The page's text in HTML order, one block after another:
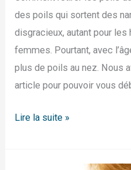
des poils qui sortent des
disgracieux, autant pour
femmes. Pourtant, avec
plus de poils au nez. Nous
article pour pouvoir vous
Lire la suite »